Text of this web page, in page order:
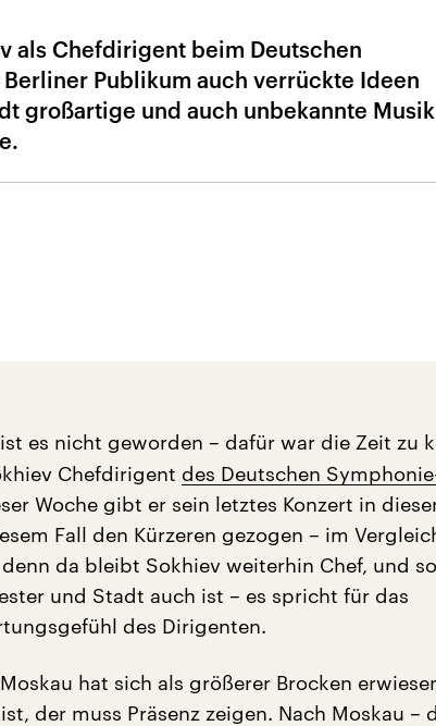
als Chefdirigent beim Deutschen
Publikum auch verrückte Ideen
großartige und auch unbekannte Musik
ist es nicht geworden – dafür war die Zeit zu
Chefdirigent des Deutschen
Woche gibt er sein letztes Konzert in
Fall den Kürzeren gezogen – im
da bleibt Sokhiev weiterhin Chef, und so
und Stadt auch ist – es spricht für das
des Dirigenten.
hat sich als größerer Brocken
der muss Präsenz zeigen. Nach Moskau –